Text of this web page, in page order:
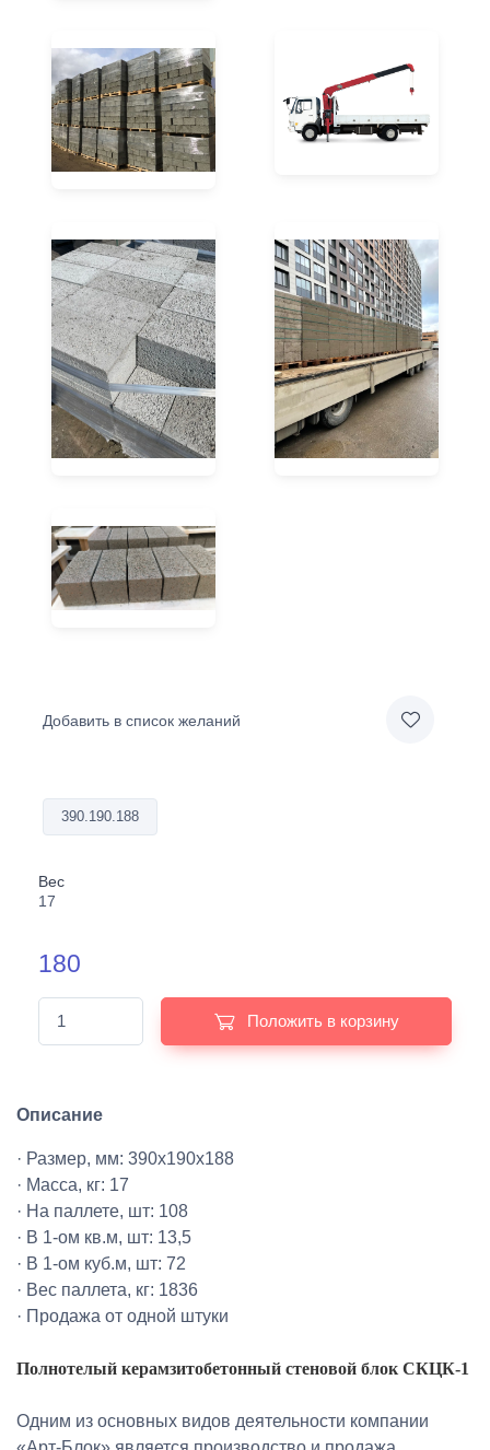
Добавить в список желаний
390.190.188
Вес
17
180
Положить в корзину
Описание
· Размер, мм: 390х190х188
· Масса, кг: 17
· На паллете, шт: 108
· В 1-ом кв.м, шт: 13,5
· В 1-ом куб.м, шт: 72
· Вес паллета, кг: 1836
· Продажа от одной штуки
Полнотелый керамзитобетонный стеновой блок СКЦК-1
Одним из основных видов деятельности компании